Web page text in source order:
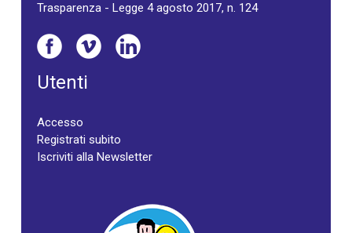
Trasparenza - Legge 4 agosto 2017, n. 124
Utenti
Accesso
Registrati subito
Iscriviti alla Newsletter